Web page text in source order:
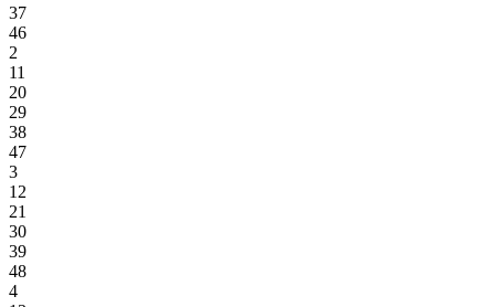
37
46
2
11
20
29
38
47
3
12
21
30
39
48
4